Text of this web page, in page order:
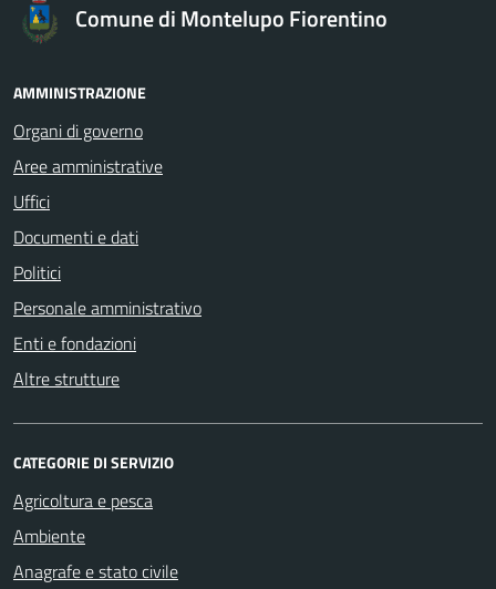
Comune di Montelupo Fiorentino
AMMINISTRAZIONE
Organi di governo
Aree amministrative
Uffici
Documenti e dati
Politici
Personale amministrativo
Enti e fondazioni
Altre strutture
CATEGORIE DI SERVIZIO
Agricoltura e pesca
Ambiente
Anagrafe e stato civile